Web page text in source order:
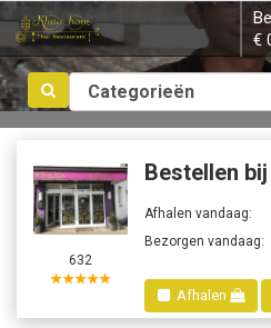
€
Kies
U heeft nog geen
632
★★★★★
Bestellen
Afhalen vandaag:
Bezorgen vandaag:
Afhalen